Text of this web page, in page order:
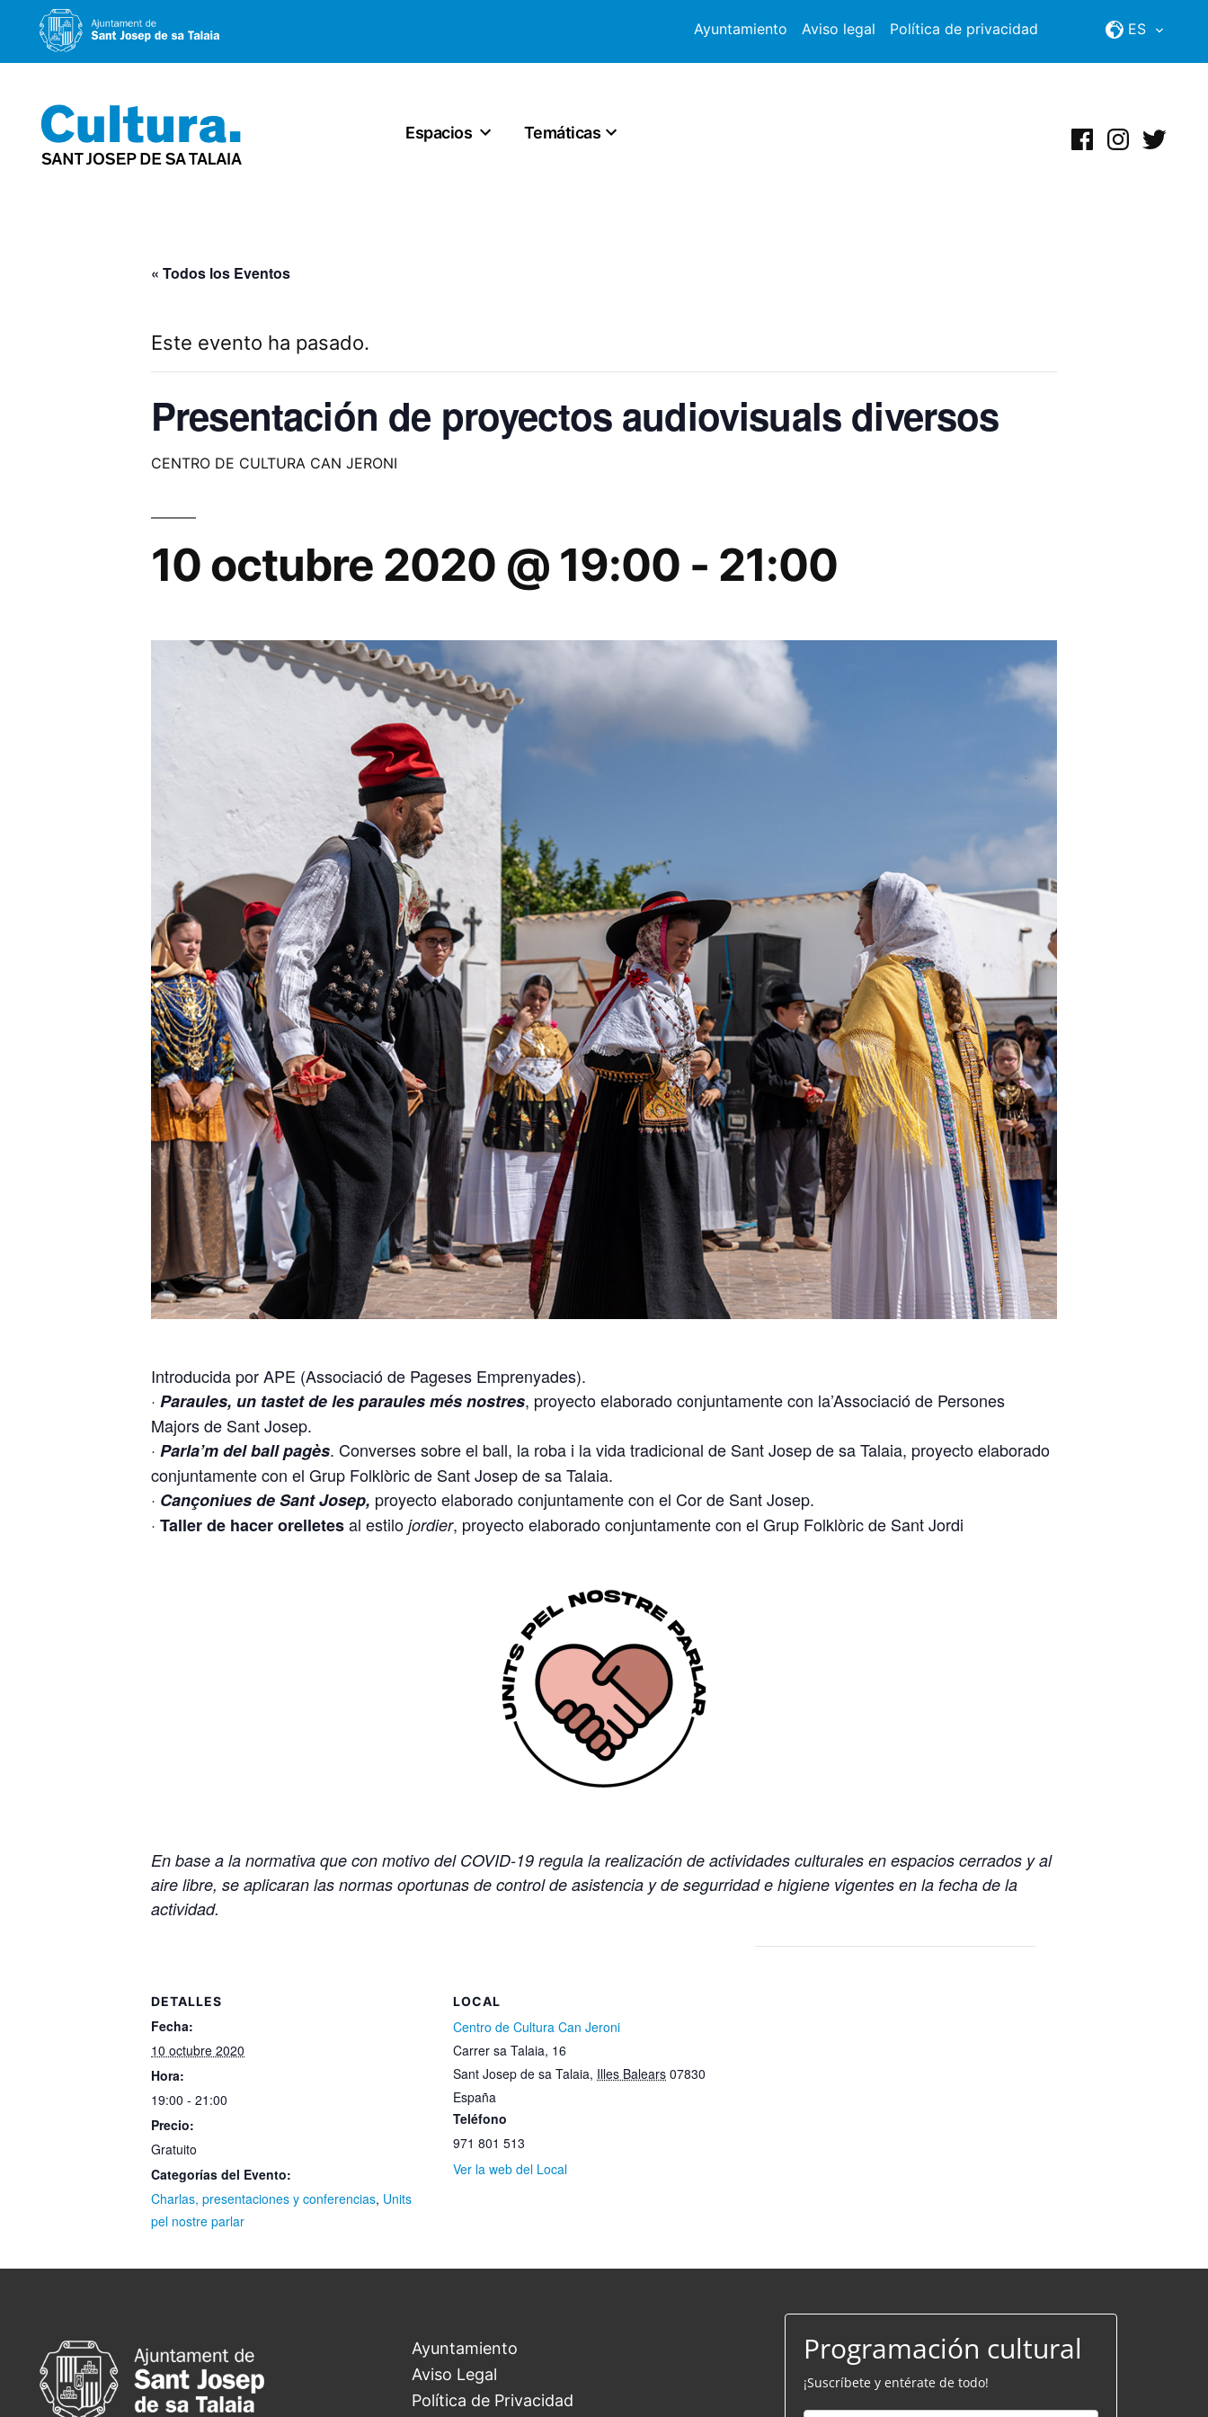
ES
Ayuntamiento Aviso legal Política de privacidad
al
contenido
Espacios Temáticas Facebook
Instagram
Twitter
« Todos los Eventos
Este evento ha pasado.
Presentación de proyectos audiovisuals diversos
CENTRO DE CULTURA CAN JERONI
10 octubre 2020 @ 19:00 - 21:00
Introducida por APE (Associació de Pageses Emprenyades).
· Paraules, un tastet de les paraules més nostres, proyecto elaborado conjuntamente con la’Associació de Persones
Majors de Sant Josep.
· Parla’m del ball pagès. Converses sobre el ball, la roba i la vida tradicional de Sant Josep de sa Talaia, proyecto elaborado
conjuntamente con el Grup Folklòric de Sant Josep de sa Talaia.
· Cançoniues de Sant Josep, proyecto elaborado conjuntamente con el Cor de Sant Josep.
· Taller de hacer orelletesal estilo jordier, proyecto elaborado conjuntamente con el Grup Folklòric de Sant Jordi
En base a la normativa que con motivo del COVID-19 regula la realización de actividades culturales en espacios cerrados y al
aire libre, se aplicaran las normas oportunas de control de asistencia y de segurridad e higiene vigentes en la fecha de la
actividad.
DETALLES
Fecha:
10 octubre 2020
Hora:
19:00 - 21:00
Precio:
Gratuito
Categorías del Evento:
Charlas, presentaciones y conferencias, Units
pel nostre parlar
LOCAL
Centro de Cultura Can Jeroni
Carrer sa Talaia, 16
Sant Josep de sa Talaia, Illes Balears 07830
España
Teléfono
971 801 513
Ver la web del Local
Ayuntamiento
Aviso Legal
Política de Privacidad
Programación cultural
¡Suscríbete y entérate de todo!